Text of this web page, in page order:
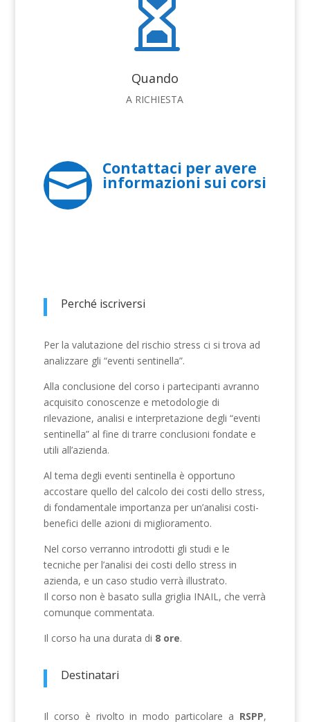

Quando
A RICHIESTA
 Contattaci per avere
informazioni sui corsi
Perché iscriversi
Per la valutazione del rischio stress ci si trova ad
analizzare gli “eventi sentinella”.
Alla conclusione del corso i partecipanti avranno
acquisito conoscenze e metodologie di
rilevazione, analisi e interpretazione degli “eventi
sentinella” al fine di trarre conclusioni fondate e
utili all’azienda.
Al tema degli eventi sentinella è opportuno
accostare quello del calcolo dei costi dello stress,
di fondamentale importanza per un’analisi costi-
benefici delle azioni di miglioramento.
Nel corso verranno introdotti gli studi e le
tecniche per l’analisi dei costi dello stress in
azienda, e un caso studio verrà illustrato.
Il corso non è basato sulla griglia INAIL, che verrà
comunque commentata.
Il corso ha una durata di 8ore.
Destinatari
Il corso è rivolto in modo particolare a RSPP,